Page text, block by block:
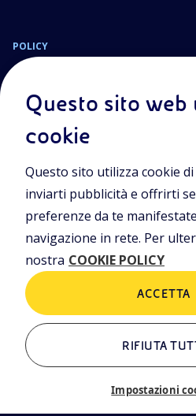
POLICY
Cookie Policy
Sede Legale
Viale Alcide de Gasperi, 2, 20097 San
Capitale sociale deliberato il 15/
€ 101.755.495,30 i.v.
C. Fiscale e numero d’iscrizione
Monza-Brianza-Lodi n.
09702540155
ALTRI LINK
Chi siamo
Il sistema di gestione delle
segnalazioni
Questo sito web
cookie
Questo sito utilizza cookie
inviarti pubblicità e offrirti
preferenze da te
navigazione in rete. Per
nostra COOKIE POLICY
Impostazioni
RIFIUTA
ACCETTA